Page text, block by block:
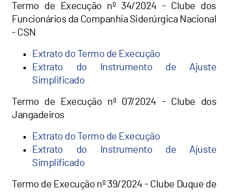
Termo de Execução nº 34/2024 - Clube dos
Funcionários da Companhia Siderúrgica Nacional
- CSN
Extrato do Termo de Execução
Extrato do Instrumento de Ajuste
Simplificado
Termo de Execução nº 07/2024 - Clube dos
Jangadeiros
Extrato do Termo de Execução
Extrato do Instrumento de Ajuste
Simplificado
Termo de Execução nº 39/2024 - Clube Duque de